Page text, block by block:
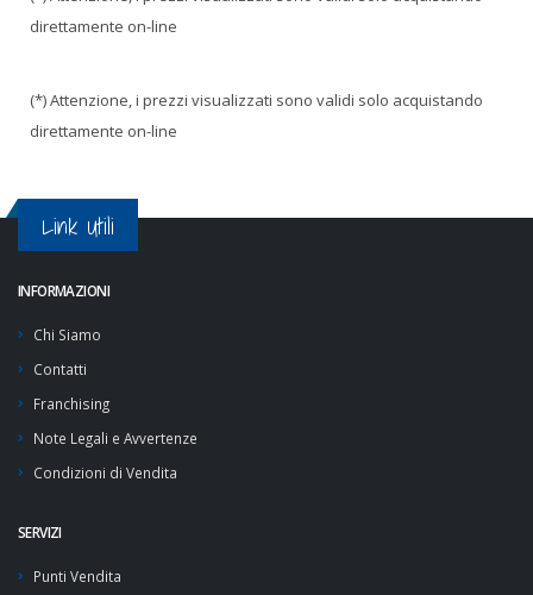
direttamente on-line
(*) Attenzione, i prezzi visualizzati sono validi solo acquistando
direttamente on-line
Link Utili
INFORMAZIONI
Chi Siamo
Contatti
Franchising
Note Legali e Avvertenze
Condizioni di Vendita
SERVIZI
Punti Vendita